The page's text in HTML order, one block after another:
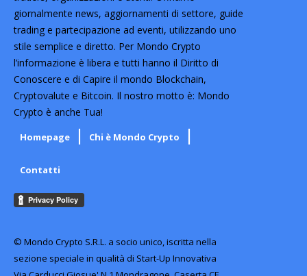
giornalmente news, aggiornamenti di settore, guide
trading e partecipazione ad eventi, utilizzando uno
stile semplice e diretto. Per Mondo Crypto
l’informazione è libera e tutti hanno il Diritto di
Conoscere e di Capire il mondo Blockchain,
Cryptovalute e Bitcoin. Il nostro motto è: Mondo
Crypto è anche Tua!
Homepage Chi è Mondo Crypto
Contatti
© Mondo Crypto S.R.L. a socio unico, iscritta nella
sezione speciale in qualità di Start-Up Innovativa